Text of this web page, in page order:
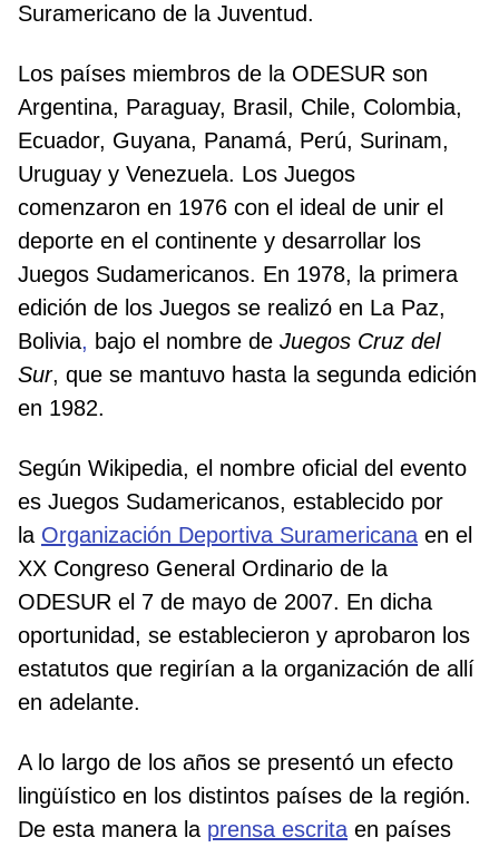
Suramericano de la Juventud.
Los países miembros de la ODESUR son
Argentina, Paraguay, Brasil, Chile, Colombia,
Ecuador, Guyana, Panamá, Perú, Surinam,
Uruguay y Venezuela. Los Juegos
comenzaron en 1976 con el ideal de unir el
deporte en el continente y desarrollar los
Juegos Sudamericanos. En 1978, la primera
edición de los Juegos se realizó en La Paz,
Bolivia, bajo el nombre de Juegos Cruz del
Sur, que se mantuvo hasta la segunda edición
en 1982.
Según Wikipedia, el nombre oficial del evento
es Juegos Sudamericanos,​ establecido por
la Organización Deportiva Suramericana en el
XX Congreso General Ordinario de la
ODESUR el 7 de mayo de 2007. En dicha
oportunidad, se establecieron y aprobaron los
estatutos que regirían a la organización de allí
en adelante.
A lo largo de los años se presentó un efecto
lingüístico en los distintos países de la región.
De esta manera la prensa escrita en países